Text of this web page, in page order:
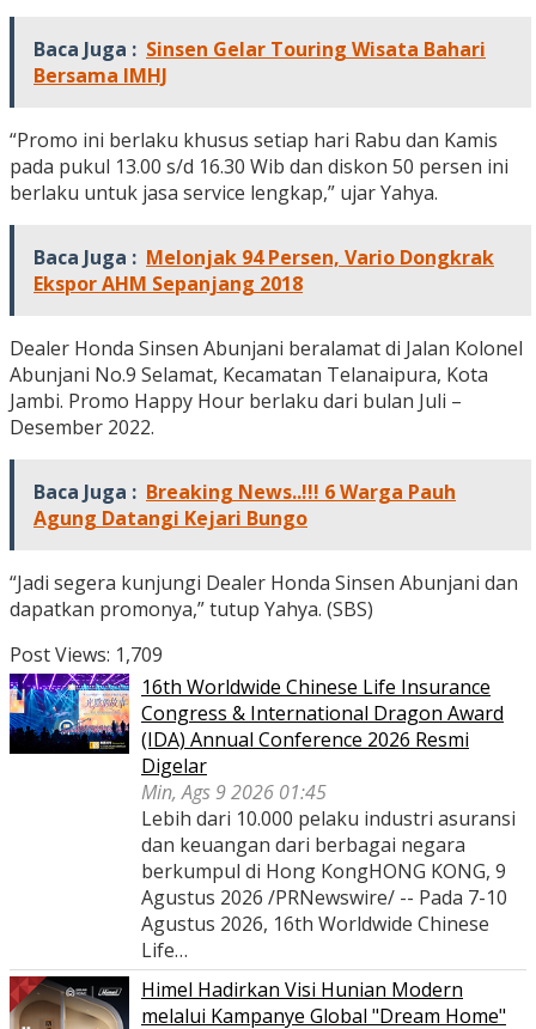
Baca Juga : Sinsen Gelar Touring Wisata Bahari
Bersama IMHJ
“Promo ini berlaku khusus setiap hari Rabu dan Kamis
pada pukul 13.00 s/d 16.30 Wib dan diskon 50 persen ini
berlaku untuk jasa service lengkap,” ujar Yahya.
Baca Juga : Melonjak 94 Persen, Vario Dongkrak
Ekspor AHM Sepanjang 2018
Dealer Honda Sinsen Abunjani beralamat di Jalan Kolonel
Abunjani No.9 Selamat, Kecamatan Telanaipura, Kota
Jambi. Promo Happy Hour berlaku dari bulan Juli –
Desember 2022.
Baca Juga : Breaking News..!!! 6 Warga Pauh
Agung Datangi Kejari Bungo
“Jadi segera kunjungi Dealer Honda Sinsen Abunjani dan
dapatkan promonya,” tutup Yahya. (SBS)
Post Views: 1,709
16th Worldwide Chinese Life Insurance
Congress & International Dragon Award
(IDA) Annual Conference 2026 Resmi
Digelar
Min, Ags 9 2026 01:45
Lebih dari 10.000 pelaku industri asuransi
dan keuangan dari berbagai negara
berkumpul di Hong KongHONG KONG, 9
Agustus 2026 /PRNewswire/ -- Pada 7-10
Agustus 2026, 16th Worldwide Chinese
Life…
Himel Hadirkan Visi Hunian Modern
melalui Kampanye Global "Dream Home"